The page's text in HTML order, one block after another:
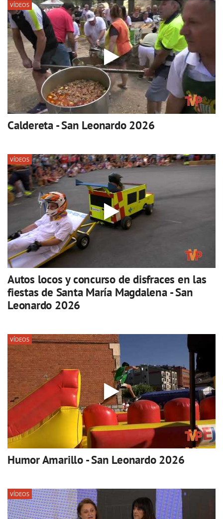
VÍDEOS
Caldereta - San Leonardo 2026
VÍDEOS
Autos locos y concurso de disfraces en las
fiestas de Santa María Magdalena - San
Leonardo 2026
VÍDEOS
Humor Amarillo - San Leonardo 2026
VÍDEOS